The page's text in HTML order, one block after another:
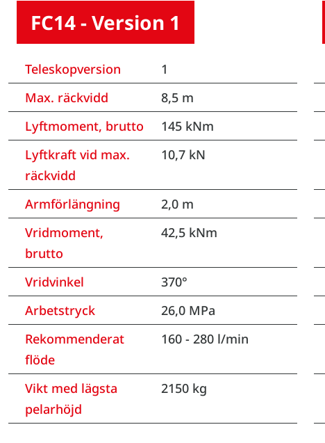
FC14 - Version 1
Teleskopversion
1
Max. räckvidd
8,5 m
Lyftmoment, brutto
145 kNm
Lyftkraft vid max.
räckvidd
10,7 kN
Armförlängning
2,0 m
Vridmoment,
brutto
42,5 kNm
Vridvinkel
370°
Arbetstryck
26,0 MPa
Rekommenderat
flöde
160 - 280 l/min
Vikt med lägsta
pelarhöjd
2150 kg